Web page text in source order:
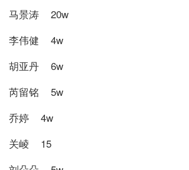
马景涛 20w
李伟健 4w
胡亚丹 6w
芮留铭 5w
乔婷 4w
关崚 15